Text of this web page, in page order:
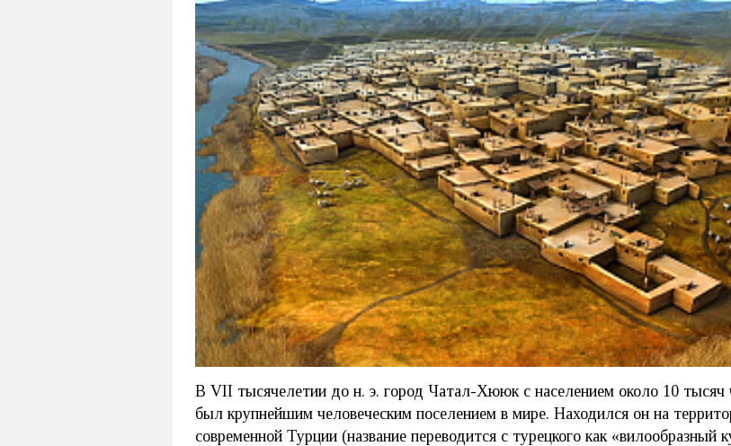
В VII тысячелетии до н. э. город Чатал-Хююк с населением около 10 тысяч
был крупнейшим человеческим поселением в мире. Находился он на
современной Турции (название переводится с турецкого как «вилообразный